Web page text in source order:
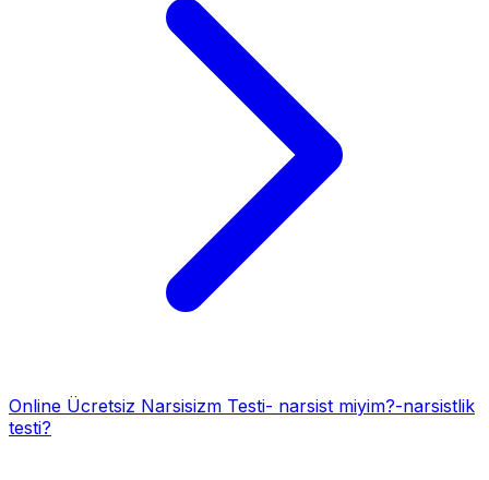
Online Ücretsiz Narsisizm Testi- narsist miyim?-narsistlik
testi?